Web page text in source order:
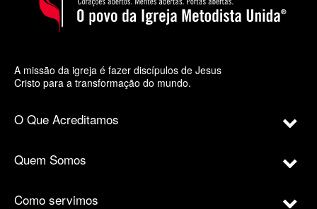
A missão da igreja é fazer discípulos de Jesus
Cristo para a transformação do mundo.
O Que Acreditamos
Quem Somos
Como servimos